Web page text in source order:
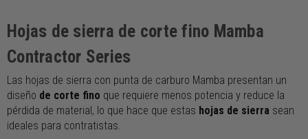
Hojas de sierra de corte fino Mamba
Contractor Series
Las hojas de sierra con punta de carburo Mamba presentan un
diseño de corte fino que requiere menos potencia y reduce la
pérdida de material, lo que hace que estas hojas de sierra sean
ideales para contratistas.